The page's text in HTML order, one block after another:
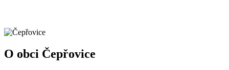
O obci Čepřovice